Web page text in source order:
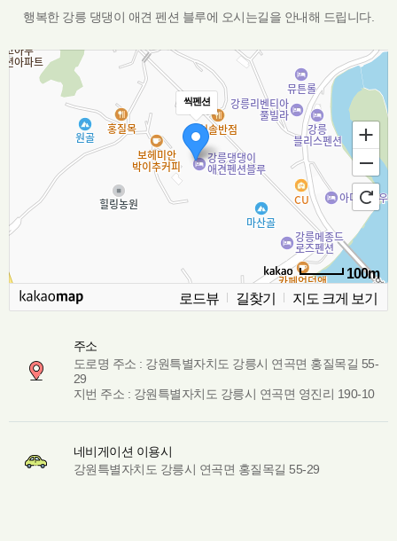
행복한 강릉 댕댕이 애견 펜션 블루에 오시는길을 안내해 드립니다.
씩펜션
100m
로드뷰
길찾기 지도 크게 보기
주소
도로명 주소 : 강원특별자치도 강릉시 연곡면 홍질목길 55-
29
지번 주소 : 강원특별자치도 강릉시 연곡면 영진리 190-10
네비게이션 이용시
강원특별자치도 강릉시 연곡면 홍질목길 55-29